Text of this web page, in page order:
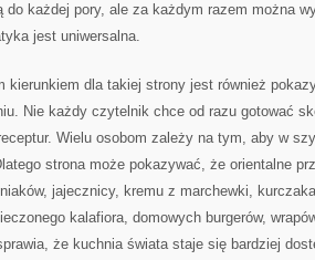
do każdej pory, ale za każdym razem można
jest uniwersalna.
kierunkiem dla takiej strony jest również
Nie każdy czytelnik chce od razu gotować
Wielu osobom zależy na tym, aby w
strona może pokazywać, że orientalne
jajecznicy, kremu z marchewki,
kalafiora, domowych burgerów,
że kuchnia świata staje się bardziej